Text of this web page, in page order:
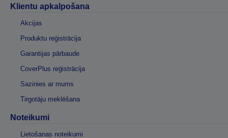
Klientu apkalpošana
Akcijas
Produktu reģistrācija
Garantijas pārbaude
CoverPlus reģistrācija
Sazinies ar mums
Tirgotāju meklēšana
Noteikumi
Lietošanas noteikumi